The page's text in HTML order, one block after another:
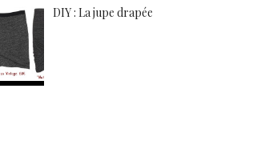
DIY : La jupe drapée